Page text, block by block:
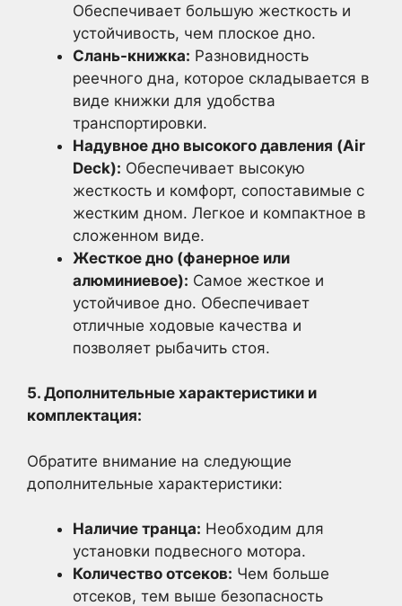
Обеспечивает большую жесткость и
устойчивость, чем плоское дно.
Слань-книжка: Разновидность
реечного дна, которое складывается в
виде книжки для удобства
транспортировки.
Надувное дно высокого давления (Air
Deck): Обеспечивает высокую
жесткость и комфорт, сопоставимые с
жестким дном. Легкое и компактное в
сложенном виде.
Жесткое дно (фанерное или
алюминиевое): Самое жесткое и
устойчивое дно. Обеспечивает
отличные ходовые качества и
позволяет рыбачить стоя.
5. Дополнительные характеристики и
комплектация:
Обратите внимание на следующие
дополнительные характеристики:
Наличие транца: Необходим для
установки подвесного мотора.
Количество отсеков: Чем больше
отсеков, тем выше безопасность